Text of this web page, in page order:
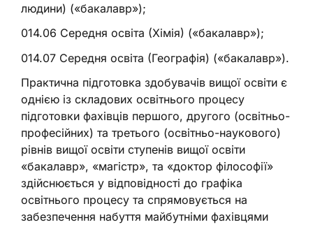
людини) («бакалавр»);
014.06 Середня освіта (Хімія) («бакалавр»);
014.07 Середня освіта (Географія) («бакалавр»).
Практична підготовка здобувачів вищої освіти є
однією із складових освітнього процесу
підготовки фахівців першого, другого (освітньо-
професійних) та третього (освітньо-наукового)
рівнів вищої освіти ступенів вищої освіти
«бакалавр», «магістр», та «доктор філософії»
здійснюється у відповідності до графіка
освітнього процесу та спрямовується на
забезпечення набуття майбутніми фахівцями